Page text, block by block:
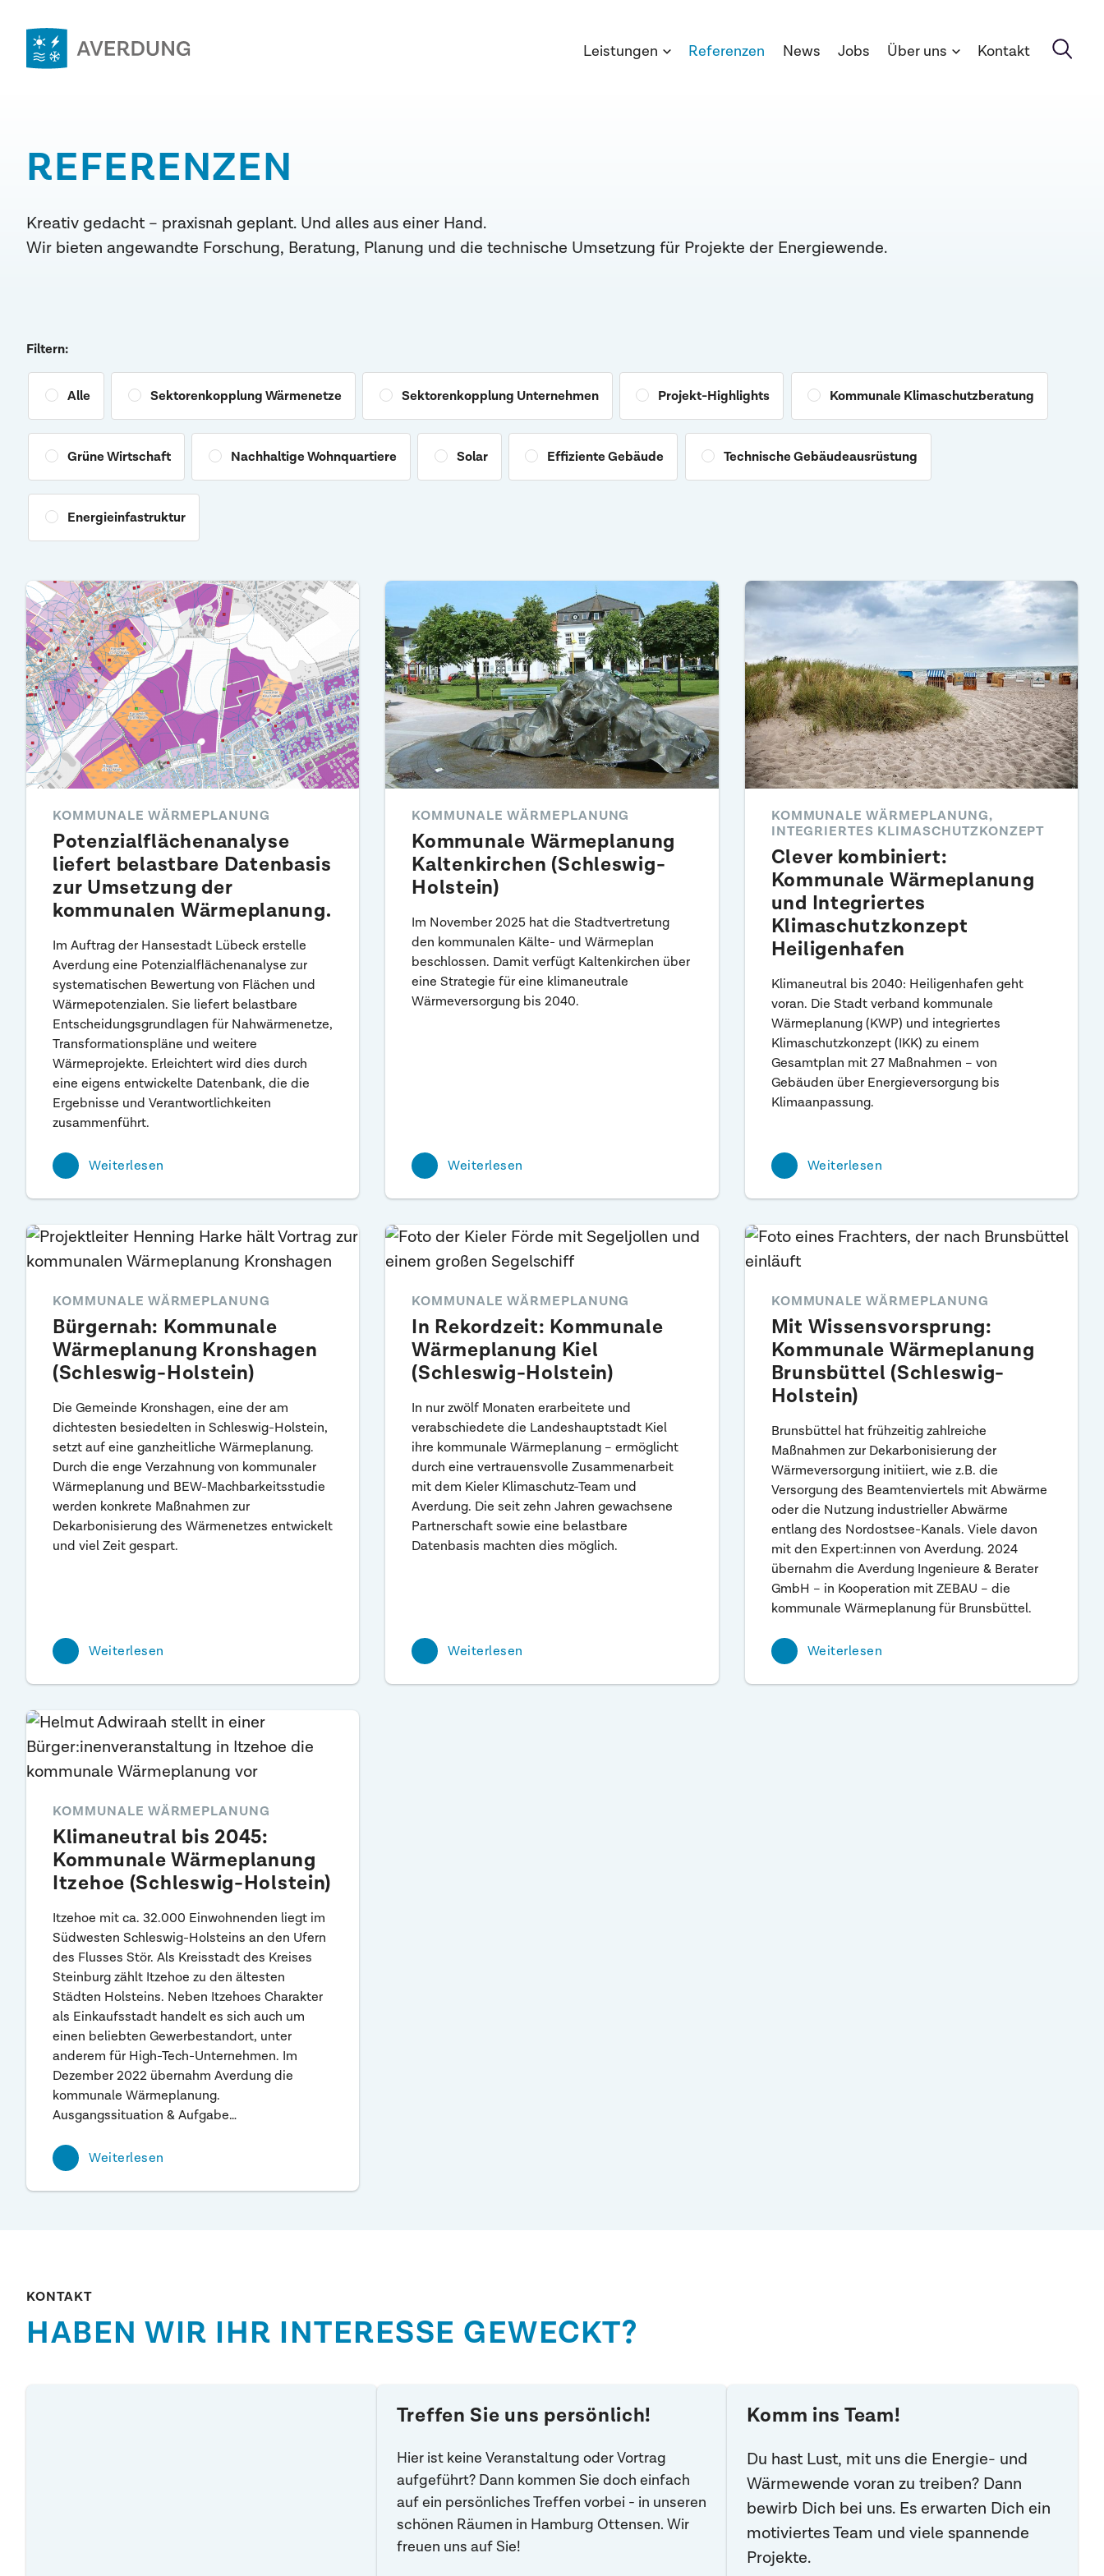
Inhalt
springen
Berater
GmbH
Leistungen Referenzen News Jobs Über uns Kontakt
REFERENZEN
Kreativ gedacht – praxisnah geplant. Und alles aus einer Hand.
Wir bieten angewandte Forschung, Beratung, Planung und die technische Umsetzung für Projekte der Energiewende.
Filtern:
Alle Sektorenkopplung Wärmenetze Sektorenkopplung Unternehmen Projekt-Highlights Kommunale Klimaschutzberatung
Grüne Wirtschaft Nachhaltige Wohnquartiere Solar Effiziente Gebäude Technische Gebäudeausrüstung
Energieinfastruktur
KOMMUNALE WÄRMEPLANUNG
Potenzialflächenanalyse
liefert belastbare Datenbasis
zur Umsetzung der
kommunalen Wärmeplanung.
Im Auftrag der Hansestadt Lübeck erstelle
Averdung eine Potenzialflächenanalyse zur
systematischen Bewertung von Flächen und
Wärmepotenzialen. Sie liefert belastbare
Entscheidungsgrundlagen für Nahwärmenetze,
Transformationspläne und weitere
Wärmeprojekte. Erleichtert wird dies durch
eine eigens entwickelte Datenbank, die die
Ergebnisse und Verantwortlichkeiten
zusammenführt.
Weiterlesen
KOMMUNALE WÄRMEPLANUNG
Kommunale Wärmeplanung
Kaltenkirchen (Schleswig-
Holstein)
Im November 2025 hat die Stadtvertretung
den kommunalen Kälte- und Wärmeplan
beschlossen. Damit verfügt Kaltenkirchen über
eine Strategie für eine klimaneutrale
Wärmeversorgung bis 2040.
Weiterlesen
KOMMUNALE WÄRMEPLANUNG,
INTEGRIERTES KLIMASCHUTZKONZEPT
Clever kombiniert:
Kommunale Wärmeplanung
und Integriertes
Klimaschutz­konzept
Heiligenhafen
Klimaneutral bis 2040: Heiligenhafen geht
voran. Die Stadt verband kommunale
Wärmeplanung (KWP) und integriertes
Klimaschutzkonzept (IKK) zu einem
Gesamtplan mit 27 Maßnahmen – von
Gebäuden über Energieversorgung bis
Klimaanpassung.
Weiterlesen
KOMMUNALE WÄRMEPLANUNG
Bürgernah: Kommunale
Wärmeplanung Kronshagen
(Schleswig-Holstein)
Die Gemeinde Kronshagen, eine der am
dichtesten besiedelten in Schleswig-Holstein,
setzt auf eine ganzheitliche Wärmeplanung.
Durch die enge Verzahnung von kommunaler
Wärmeplanung und BEW-Machbarkeitsstudie
werden konkrete Maßnahmen zur
Dekarbonisierung des Wärmenetzes entwickelt
und viel Zeit gespart.
Weiterlesen
KOMMUNALE WÄRMEPLANUNG
In Rekordzeit: Kommunale
Wärmeplanung Kiel
(Schleswig-Holstein)
In nur zwölf Monaten erarbeitete und
verabschiedete die Landeshauptstadt Kiel
ihre kommunale Wärmeplanung – ermöglicht
durch eine vertrauensvolle Zusammenarbeit
mit dem Kieler Klimaschutz-Team und
Averdung. Die seit zehn Jahren gewachsene
Partnerschaft sowie eine belastbare
Datenbasis machten dies möglich.
Weiterlesen
KOMMUNALE WÄRMEPLANUNG
Mit Wissensvorsprung:
Kommunale Wärmeplanung
Brunsbüttel (Schleswig-
Holstein)
Brunsbüttel hat frühzeitig zahlreiche
Maßnahmen zur Dekarbonisierung der
Wärmeversorgung initiiert, wie z.B. die
Versorgung des Beamtenviertels mit Abwärme
oder die Nutzung industrieller Abwärme
entlang des Nordostsee-Kanals. Viele davon
mit den Expert:innen von Averdung. 2024
übernahm die Averdung Ingenieure & Berater
GmbH – in Kooperation mit ZEBAU – die
kommunale Wärmeplanung für Brunsbüttel.
Weiterlesen
KOMMUNALE WÄRMEPLANUNG
Klimaneutral bis 2045:
Kommunale Wärmeplanung
Itzehoe (Schleswig-Holstein)
Itzehoe mit ca. 32.000 Einwohnenden liegt im
Südwesten Schleswig-Holsteins an den Ufern
des Flusses Stör. Als Kreisstadt des Kreises
Steinburg zählt Itzehoe zu den ältesten
Städten Holsteins. Neben Itzehoes Charakter
als Einkaufsstadt handelt es sich auch um
einen beliebten Gewerbestandort, unter
anderem für High-Tech-Unternehmen. Im
Dezember 2022 übernahm Averdung die
kommunale Wärmeplanung.
Ausgangssituation & Aufgabe…
Weiterlesen
KONTAKT
HABEN WIR IHR INTERESSE GEWECKT?
Treffen Sie uns persönlich!
Hier ist keine Veranstaltung oder Vortrag
aufgeführt? Dann kommen Sie doch einfach
auf ein persönliches Treffen vorbei - in unseren
schönen Räumen in Hamburg Ottensen. Wir
freuen uns auf Sie!
Komm ins Team!
Du hast Lust, mit uns die Energie- und
Wärmewende voran zu treiben? Dann
bewirb Dich bei uns. Es erwarten Dich ein
motiviertes Team und viele spannende
Projekte.